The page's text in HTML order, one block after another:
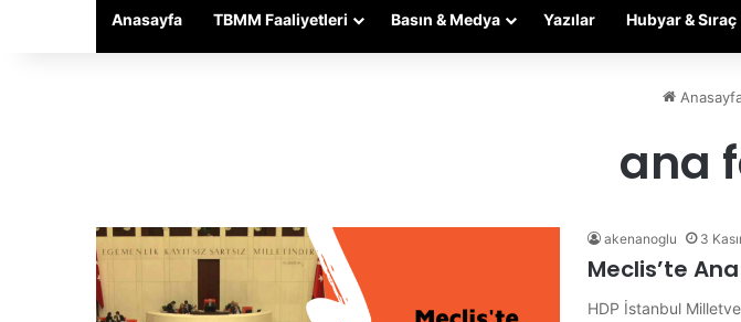
Anasayfa TBMM Faaliyetleri Basın & Medya Yazılar Hubyar & Sıraç
ana
akenanoglu 3
Meclis’te
HDP İstanbul